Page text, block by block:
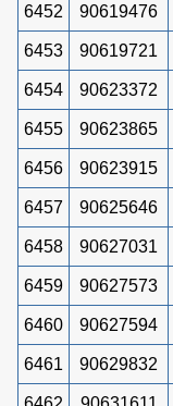
6452 90619476
6453 90619721
6454 90623372
6455 90623865
6456 90623915
6457 90625646
6458 90627031
6459 90627573
6460 90627594
6461 90629832